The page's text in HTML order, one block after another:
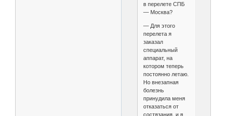
в перелете СПБ
— Москва?
— Для этого
перелета я
заказал
специальный
аппарат, на
котором теперь
постоянно летаю.
Но внезапная
болезнь
принудила меня
отказаться от
состязания, и я